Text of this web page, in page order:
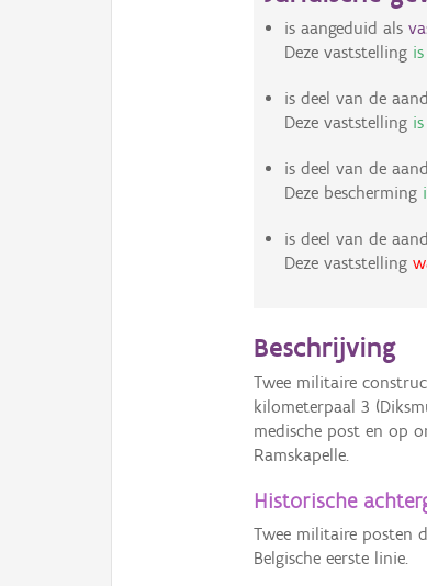
is aangeduid als
Deze vaststelling
is deel van de
Deze vaststelling
is deel van de
Deze bescherming
is deel van de
Deze vaststelling
Beschrijving
Twee militaire
kilometerpaal 3
medische post en op
Ramskapelle.
Historische
Twee militaire posten
Belgische eerste linie.